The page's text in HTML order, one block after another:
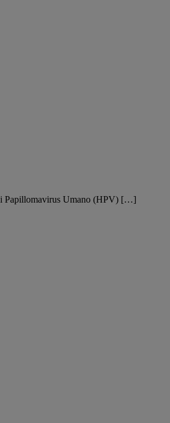
Papillomavirus Umano (HPV) […]